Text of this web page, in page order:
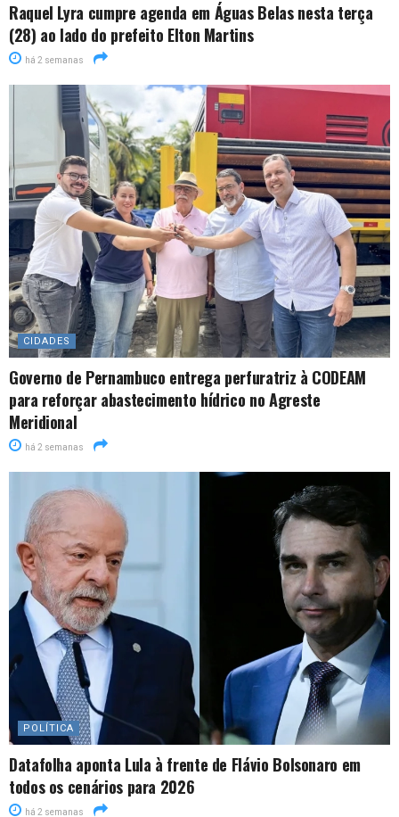
Raquel Lyra cumpre agenda em Águas Belas nesta terça
(28) ao lado do prefeito Elton Martins
há 2 semanas
CIDADES
Governo de Pernambuco entrega perfuratriz à CODEAM
para reforçar abastecimento hídrico no Agreste
Meridional
há 2 semanas
POLÍTICA
Datafolha aponta Lula à frente de Flávio Bolsonaro em
todos os cenários para 2026
há 2 semanas